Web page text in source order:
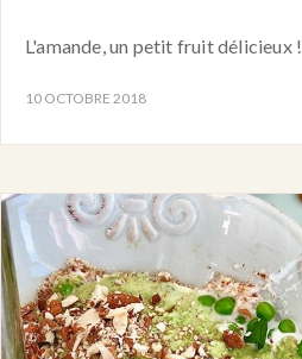
L'amande, un petit fruit délicieux !
10 OCTOBRE 2018